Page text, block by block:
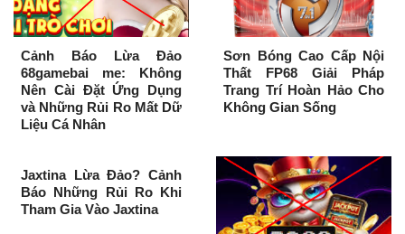
Cảnh Báo Lừa Đảo
68gamebai me: Không
Nên Cài Đặt Ứng Dụng
và Những Rủi Ro Mất Dữ
Liệu Cá Nhân
Sơn Bóng Cao Cấp Nội
Thất FP68 Giải Pháp
Trang Trí Hoàn Hảo Cho
Không Gian Sống
Jaxtina Lừa Đảo? Cảnh
Báo Những Rủi Ro Khi
Tham Gia Vào Jaxtina